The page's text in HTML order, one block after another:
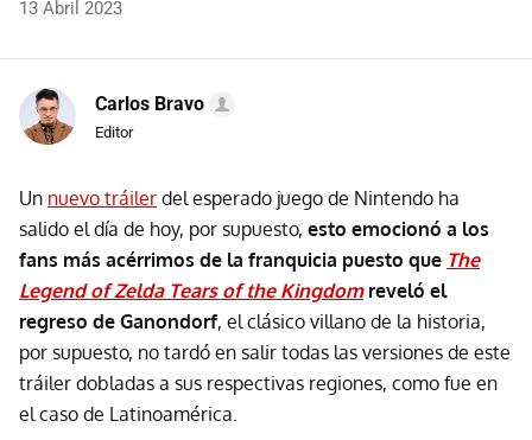
13 Abril 2023
Carlos Bravo
Editor
Un nuevo tráiler del esperado juego de Nintendo ha
salido el día de hoy, por supuesto, esto emocionó a los
fans más acérrimos de la franquicia puesto que The
Legend of Zelda Tears of the Kingdomreveló el
regreso de Ganondorf, el clásico villano de la historia,
por supuesto, no tardó en salir todas las versiones de este
tráiler dobladas a sus respectivas regiones, como fue en
el caso de Latinoamérica.